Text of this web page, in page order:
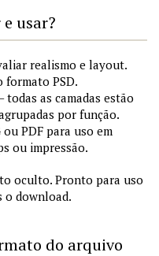
usar?
realismo e layout.
formato PSD.
as camadas estão
por função.
ou PDF para uso em
ou impressão.
oculto. Pronto para uso
o download.
do arquivo